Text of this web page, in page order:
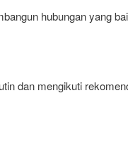
hubungan yang
dan mengikuti